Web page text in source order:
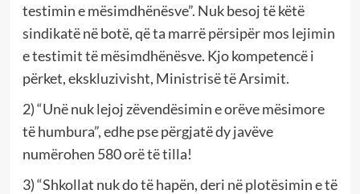
testimin e mësimdhënësve”. Nuk besoj të këtë
sindikatë në botë, që ta marrë përsipër mos lejimin
e testimit të mësimdhënësve. Kjo kompetencë i
përket, ekskluzivisht, Ministrisë të Arsimit.
2) “Unë nuk lejoj zëvendësimin e orëve mësimore
të humbura”, edhe pse përgjatë dy javëve
numërohen 580 orë të tilla!
3) “Shkollat nuk do të hapën, deri në plotësimin e të